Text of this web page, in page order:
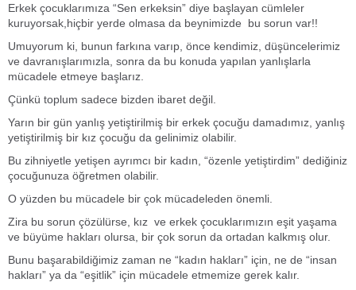
Erkek çocuklarımıza “Sen erkeksin” diye başlayan cümleler
kuruyorsak,hiçbir yerde olmasa da beynimizde bu sorun var!!
Umuyorum ki, bunun farkına varıp, önce kendimiz, düşüncelerimiz
ve davranışlarımızla, sonra da bu konuda yapılan yanlışlarla
mücadele etmeye başlarız.
Çünkü toplum sadece bizden ibaret değil.
Yarın bir gün yanlış yetiştirilmiş bir erkek çocuğu damadımız, yanlış
yetiştirilmiş bir kız çocuğu da gelinimiz olabilir.
Bu zihniyetle yetişen ayrımcı bir kadın, “özenle yetiştirdim” dediğiniz
çocuğunuza öğretmen olabilir.
O yüzden bu mücadele bir çok mücadeleden önemli.
Zira bu sorun çözülürse, kız ve erkek çocuklarımızın eşit yaşama
ve büyüme hakları olursa, bir çok sorun da ortadan kalkmış olur.
Bunu başarabildiğimiz zaman ne “kadın hakları” için, ne de “insan
hakları” ya da “eşitlik” için mücadele etmemize gerek kalır.